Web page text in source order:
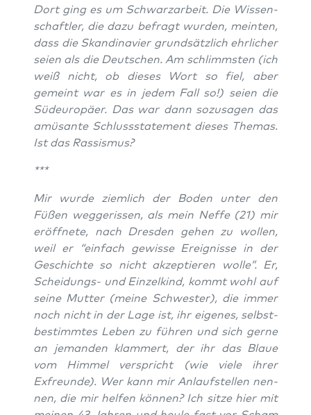
Dort ging es um Schwarz­ar­beit. Die Wis­sen­
schaft­ler, die dazu befragt wur­den, mein­ten,
dass die Skan­di­na­vi­er grund­sätz­lich ehr­li­cher
sei­en als die Deut­schen. Am schlimms­ten (ich
weiß nicht, ob die­ses Wort so fiel, aber
gemeint war es in jedem Fall so!) sei­en die
Süd­eu­ro­pä­er. Das war dann sozu­sa­gen das
amü­san­te Schluss­state­ment die­ses The­mas.
Ist das Rassismus?
***
Mir wur­de ziem­lich der Boden unter den
Füßen weg­ge­ris­sen, als mein Nef­fe (21) mir
eröff­ne­te, nach Dres­den gehen zu wol­len,
weil er “ein­fach gewis­se Ereig­nis­se in der
Geschich­te so nicht akzep­tie­ren wol­le”. Er,
Schei­dungs- und Ein­zel­kind, kommt wohl auf
sei­ne Mut­ter (mei­ne Schwes­ter), die immer
noch nicht in der Lage ist, ihr eige­nes, selbst­
be­stimm­tes Leben zu füh­ren und sich ger­ne
an jeman­den klam­mert, der ihr das Blaue
vom Him­mel ver­spricht (wie vie­le ihrer
Exfreun­de). Wer kann mir Anlauf­stel­len nen­
nen, die mir hel­fen kön­nen? Ich sit­ze hier mit